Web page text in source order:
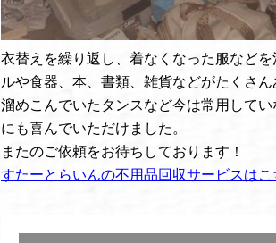
衣替えを繰り返し、着なくなった服など
ルや食器、本、書類、雑貨などがたくさん
溜めこんでいたタンスなど今は常用して
にも喜んでいただけました。
またのご依頼をお待ちしております！
すたーとらいんの不用品回収サービスはこ